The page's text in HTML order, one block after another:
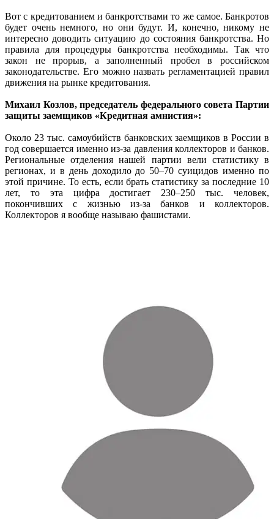
Вот с кредитованием и банкротствами то же самое. Банкротов
будет очень немного, но они будут. И, конечно, никому не
интересно доводить ситуацию до состояния банкротства. Но
правила для процедуры банкротства необходимы. Так что
закон не прорыв, а заполненный пробел в российском
законодательстве. Его можно назвать регламентацией правил
движения на рынке кредитования.
Михаил Козлов, председатель федерального совета Партии
защиты заемщиков «Кредитная амнистия»:
Около 23 тыс. самоубийств банковских заемщиков в России в
год совершается именно из-за давления коллекторов и банков.
Региональные отделения нашей партии вели статистику в
регионах, и в день доходило до 50–70 суицидов именно по
этой причине. То есть, если брать статистику за последние 10
лет, то эта цифра достигает 230–250 тыс. человек,
покончивших с жизнью из-за банков и коллекторов.
Коллекторов я вообще называю фашистами.